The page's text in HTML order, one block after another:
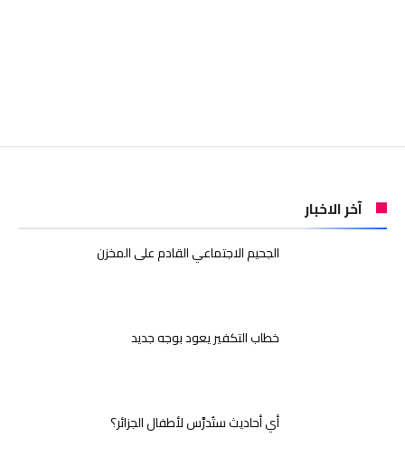
آخر الاخبار
الجحيم الاجتماعي القادم على المخزن
خطاب التكفير يعود بوجه جديد
أي أحاديث ستُدرَّس لأطفال الجزائر؟